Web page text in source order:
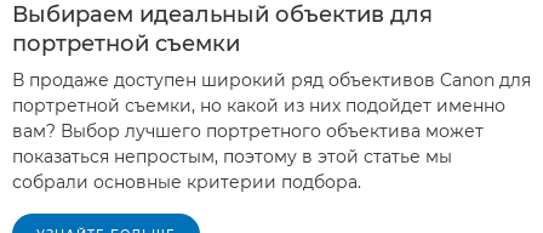
Выбираем идеальный объектив для
портретной съемки
В продаже доступен широкий ряд объективов Canon для
портретной съемки, но какой из них подойдет именно
вам? Выбор лучшего портретного объектива может
показаться непростым, поэтому в этой статье мы
собрали основные критерии подбора.